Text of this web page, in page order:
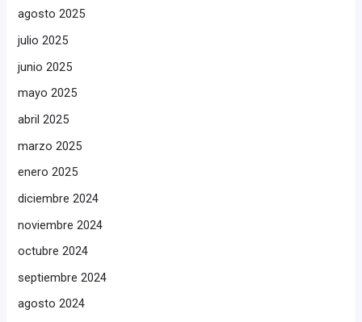
agosto 2025
julio 2025
junio 2025
mayo 2025
abril 2025
marzo 2025
enero 2025
diciembre 2024
noviembre 2024
octubre 2024
septiembre 2024
agosto 2024